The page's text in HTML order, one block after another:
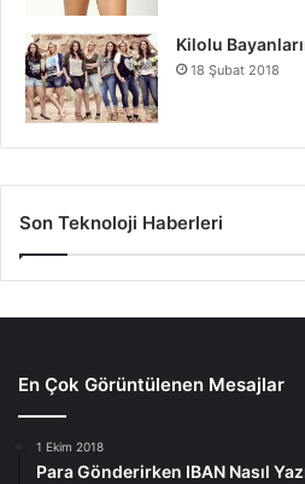
Kilolu
18 Şubat 2018
Son Teknoloji Haberleri
En Çok Görüntülenen Mesajlar
1 Ekim 2018
Para Gönderirken IBAN Nasıl